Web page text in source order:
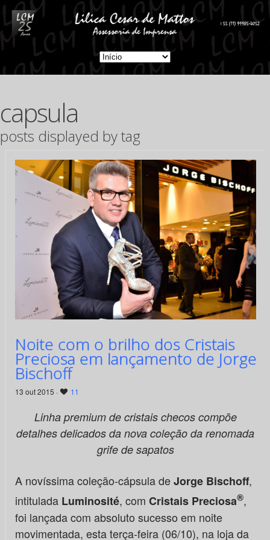
capsula
posts displayed by tag
Noite com o brilho dos Cristais
Preciosa em lançamento de Jorge
Bischoff
13 out 2015 · 11
Linha premium de cristais checos compõe
detalhes delicados da nova coleção da renomada
grife de sapatos
A novíssima coleção-cápsula deJorge Bischoff,
intitulada Luminosité, com Cristais Preciosa®,
foi lançada com absoluto sucesso em noite
movimentada, esta terça-feira (06/10), na loja da